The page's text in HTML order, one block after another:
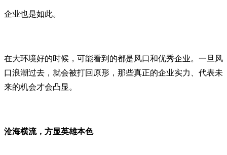
企业也是如此。
在大环境好的时候，可能看到的都是风口和优秀企业。一旦风
口浪潮过去，就会被打回原形，那些真正的企业实力、代表未
来的机会才会凸显。
沧海横流，方显英雄本色